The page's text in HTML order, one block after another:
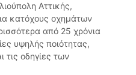
Αττικής,
κατόχους οχημάτων
από 25 χρόνια
υψηλής ποιότητας,
οδηγίες των